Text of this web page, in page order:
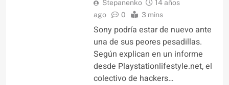
Stepanenko
14 años
ago
0 3 mins
Sony podría estar de nuevo ante
una de sus peores pesadillas.
Según explican en un informe
desde Playstationlifestyle.net, el
colectivo de hackers…